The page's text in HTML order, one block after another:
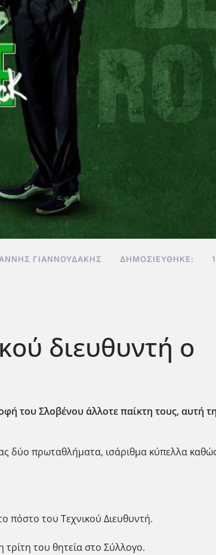
ΓΙΑΝΝΟΥΔΆΚΗΣ ΔΗΜΟΣΙΕΎΘΗΚΕ:
διευθυντή ο
του Σλοβένου άλλοτε παίκτη τους, αυτή
δύο πρωταθλήματα, ισάριθμα κύπελλα
πόστο του Τεχνικού Διευθυντή.
τρίτη του θητεία στο Σύλλογο.